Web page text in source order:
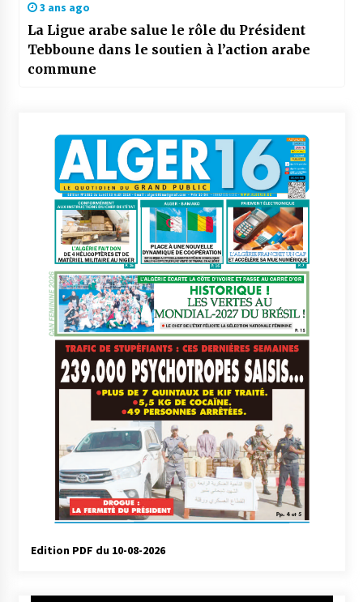
3 ans ago
La Ligue arabe salue le rôle du Président
Tebboune dans le soutien à l’action arabe
commune
Edition PDF du 10-08-2026